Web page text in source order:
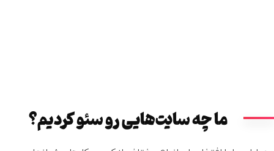
ما چه سایت‌هایی رو سئو کردیم؟